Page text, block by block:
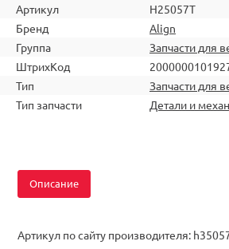
Артикул
H25057T
Бренд
Align
Группа
Запчасти для
ШтрихКод
Тип
Запчасти для
Тип запчасти
Детали и
Описание
Артикул по сайту производителя: